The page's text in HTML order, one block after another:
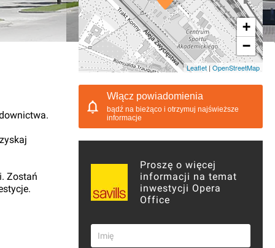
+
−
Leaflet | OpenStreetMap
Zostań
Włącz powiadomienia
bądź na bieżąco i otrzymuj najświeższe
informacje
Proszę o więcej
informacji na temat
inwestycji Opera
Office